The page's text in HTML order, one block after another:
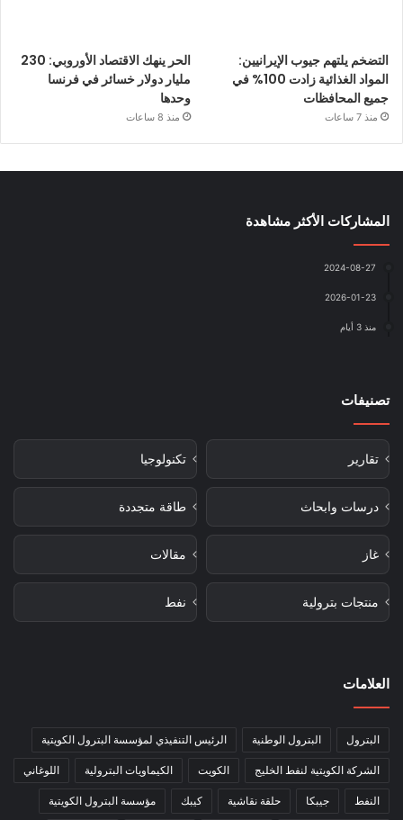
التضخم يلتهم جيوب الإيرانيين:
المواد الغذائية زادت 100% في
جميع المحافظات
منذ 7 ساعات
الحر ينهك الاقتصاد الأوروبي: 230
مليار دولار خسائر في فرنسا
وحدها
منذ 8 ساعات
المشاركات الأكثر مشاهدة
2024-08-27
2026-01-23
منذ 3 أيام
تصنيفات
تقارير تكنولوجيا
درسات وابحاث طاقة متجددة
غاز مقالات
منتجات بترولية نفط
العلامات
البترول البترول الوطنية الرئيس التنفيذي لمؤسسة البترول الكويتية
الشركة الكويتية لنفط الخليج الكويت الكيماويات البترولية اللوغاني
النفط جيبكا حلقة نقاشية كيبك مؤسسة البترول الكويتية